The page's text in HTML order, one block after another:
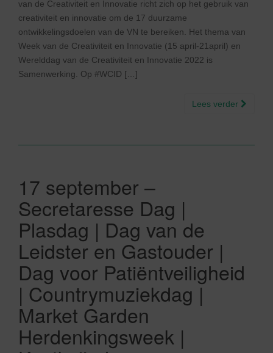
van de Creativiteit en Innovatie richt zich op het gebruik van
creativiteit en innovatie om de 17 duurzame
ontwikkelingsdoelen van de VN te bereiken. Het thema van
Week van de Creativiteit en Innovatie (15 april-21april) en
Werelddag van de Creativiteit en Innovatie 2022 is
Samenwerking. Op #WCID […]
Lees verder
17 september –
Secretaresse Dag |
Plasdag | Dag van de
Leidster en Gastouder |
Dag voor Patiëntveiligheid
| Countrymuziekdag |
Market Garden
Herdenkingsweek |